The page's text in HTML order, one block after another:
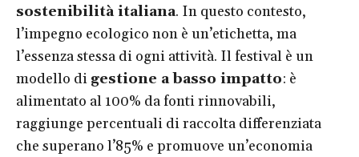
sostenibilità italiana. In questo contesto,
l’impegno ecologico non è un’etichetta, ma
l’essenza stessa di ogni attività. Il festival è un
modello di gestione a basso impatto: è
alimentato al 100% da fonti rinnovabili,
raggiunge percentuali di raccolta differenziata
che superano l’85% e promuove un’economia